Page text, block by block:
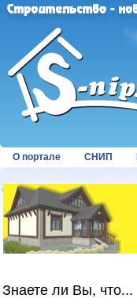
О портале СНИП
Страницы:
Знаете ли Вы, что...